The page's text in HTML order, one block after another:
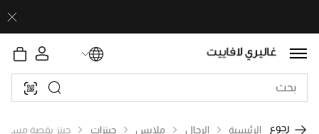
رجوع الرئيسية الرجال ملابس جينزات جينز بقصة